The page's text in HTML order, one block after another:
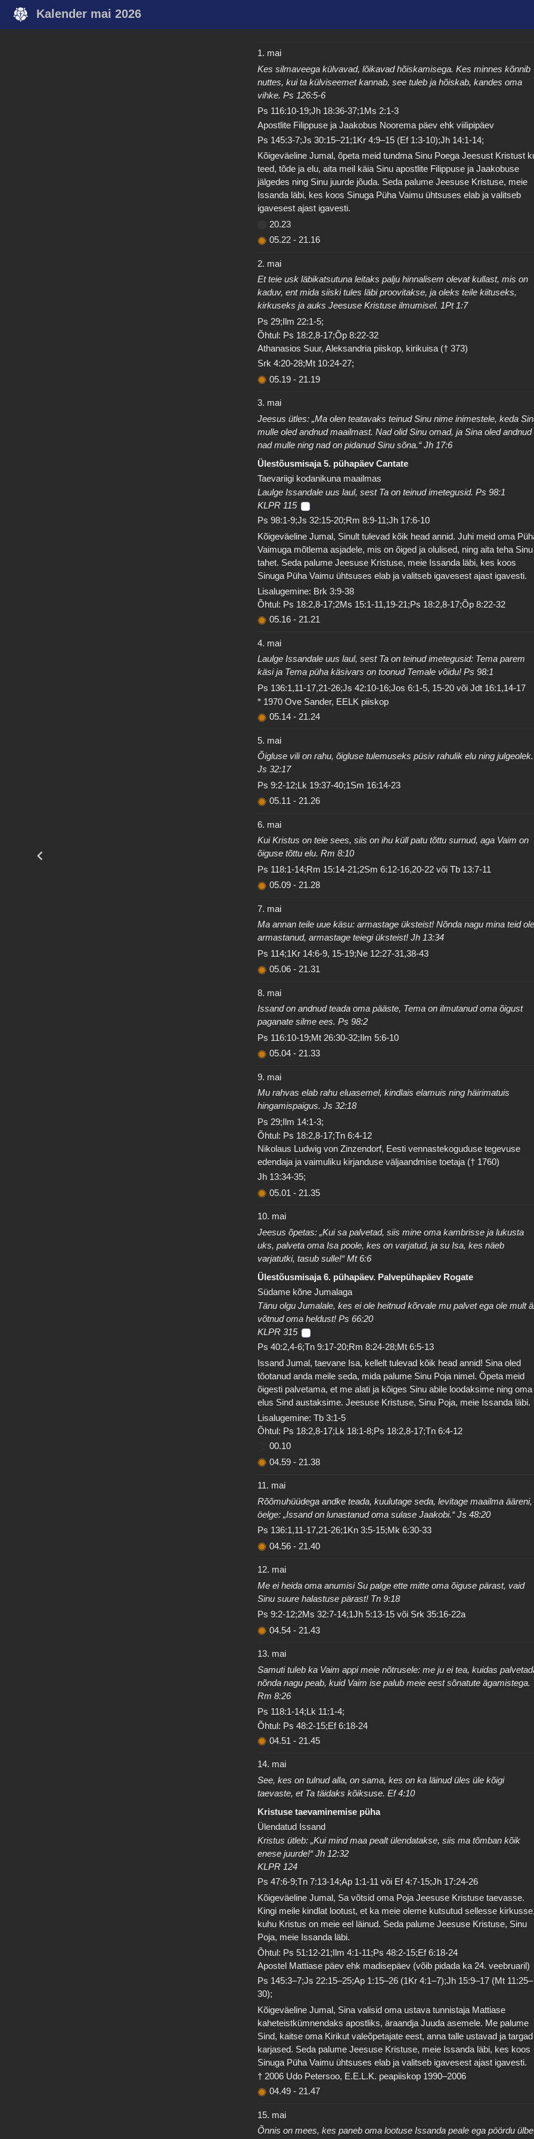
Kalender mai 2026
1. mai
Kes silmaveega külvavad, lõikavad hõiskamisega. Kes minnes kõnnib
nuttes, kui ta külviseemet kannab, see tuleb ja hõiskab, kandes oma
vihke. Ps 126:5-6
Ps 116:10-19;Jh 18:36-37;1Ms 2:1-3
Apostlite Filippuse ja Jaakobus Noorema päev ehk viilipipäev
Ps 145:3-7;Js 30:15–21;1Kr 4:9–15 (Ef 1:3-10);Jh 14:1-14;
Kõigeväeline Jumal, õpeta meid tundma Sinu Poega Jeesust Kristust
teed, tõde ja elu, aita meil käia Sinu apostlite Filippuse ja Jaakobuse
jälgedes ning Sinu juurde jõuda. Seda palume Jeesuse Kristuse, meie
Issanda läbi, kes koos Sinuga Püha Vaimu ühtsuses elab ja valitseb
igavesest ajast igavesti.
20.23
05.22 - 21.16
2. mai
Et teie usk läbikatsutuna leitaks palju hinnalisem olevat kullast, mis on
kaduv, ent mida siiski tules läbi proovitakse, ja oleks teile kiituseks,
kirkuseks ja auks Jeesuse Kristuse ilmumisel. 1Pt 1:7
Ps 29;Ilm 22:1-5;
Õhtul: Ps 18:2,8-17;Õp 8:22-32
Athanasios Suur, Aleksandria piiskop, kirikuisa († 373)
Srk 4:20-28;Mt 10:24-27;
05.19 - 21.19
3. mai
Jeesus ütles: „Ma olen teatavaks teinud Sinu nime inimestele, keda
mulle oled andnud maailmast. Nad olid Sinu omad, ja Sina oled andnud
nad mulle ning nad on pidanud Sinu sõna.“ Jh 17:6
Ülestõusmisaja 5. pühapäev Cantate
Taevariigi kodanikuna maailmas
Laulge Issandale uus laul, sest Ta on teinud imetegusid. Ps 98:1
KLPR 115
Ps 98:1-9;Js 32:15-20;Rm 8:9-11;Jh 17:6-10
Kõigeväeline Jumal, Sinult tulevad kõik head annid. Juhi meid oma
Vaimuga mõtlema asjadele, mis on õiged ja olulised, ning aita teha Sinu
tahet. Seda palume Jeesuse Kristuse, meie Issanda läbi, kes koos
Sinuga Püha Vaimu ühtsuses elab ja valitseb igavesest ajast igavesti.
Lisalugemine: Brk 3:9-38
Õhtul: Ps 18:2,8-17;2Ms 15:1-11,19-21;Ps 18:2,8-17;Õp 8:22-32
05.16 - 21.21
4. mai
Laulge Issandale uus laul, sest Ta on teinud imetegusid: Tema parem
käsi ja Tema püha käsivars on toonud Temale võidu! Ps 98:1
Ps 136:1,11-17,21-26;Js 42:10-16;Jos 6:1-5, 15-20 või Jdt 16:1,14-17
* 1970 Ove Sander, EELK piiskop
05.14 - 21.24
5. mai
Õigluse vili on rahu, õigluse tulemuseks püsiv rahulik elu ning julgeolek.
Js 32:17
Ps 9:2-12;Lk 19:37-40;1Sm 16:14-23
05.11 - 21.26
6. mai
Kui Kristus on teie sees, siis on ihu küll patu tõttu surnud, aga Vaim on
õiguse tõttu elu. Rm 8:10
Ps 118:1-14;Rm 15:14-21;2Sm 6:12-16,20-22 või Tb 13:7-11
05.09 - 21.28
7. mai
Ma annan teile uue käsu: armastage üksteist! Nõnda nagu mina teid
armastanud, armastage teiegi üksteist! Jh 13:34
Ps 114;1Kr 14:6-9, 15-19;Ne 12:27-31,38-43
05.06 - 21.31
8. mai
Issand on andnud teada oma pääste, Tema on ilmutanud oma õigust
paganate silme ees. Ps 98:2
Ps 116:10-19;Mt 26:30-32;Ilm 5:6-10
05.04 - 21.33
9. mai
Mu rahvas elab rahu eluasemel, kindlais elamuis ning häirimatuis
hingamispaigus. Js 32:18
Ps 29;Ilm 14:1-3;
Õhtul: Ps 18:2,8-17;Tn 6:4-12
Nikolaus Ludwig von Zinzendorf, Eesti vennastekoguduse tegevuse
edendaja ja vaimuliku kirjanduse väljaandmise toetaja († 1760)
Jh 13:34-35;
05.01 - 21.35
10. mai
Jeesus õpetas: „Kui sa palvetad, siis mine oma kambrisse ja lukusta
uks, palveta oma Isa poole, kes on varjatud, ja su Isa, kes näeb
varjatutki, tasub sulle!“ Mt 6:6
Ülestõusmisaja 6. pühapäev. Palvepühapäev Rogate
Südame kõne Jumalaga
Tänu olgu Jumalale, kes ei ole heitnud kõrvale mu palvet ega ole mult
võtnud oma heldust! Ps 66:20
KLPR 315
Ps 40:2,4-6;Tn 9:17-20;Rm 8:24-28;Mt 6:5-13
Issand Jumal, taevane Isa, kellelt tulevad kõik head annid! Sina oled
tõotanud anda meile seda, mida palume Sinu Poja nimel. Õpeta meid
õigesti palvetama, et me alati ja kõiges Sinu abile loodaksime ning oma
elus Sind austaksime. Jeesuse Kristuse, Sinu Poja, meie Issanda läbi.
Lisalugemine: Tb 3:1-5
Õhtul: Ps 18:2,8-17;Lk 18:1-8;Ps 18:2,8-17;Tn 6:4-12
00.10
04.59 - 21.38
11. mai
Rõõmuhüüdega andke teada, kuulutage seda, levitage maailma ääreni,
öelge: „Issand on lunastanud oma sulase Jaakobi.“ Js 48:20
Ps 136:1,11-17,21-26;1Kn 3:5-15;Mk 6:30-33
04.56 - 21.40
12. mai
Me ei heida oma anumisi Su palge ette mitte oma õiguse pärast, vaid
Sinu suure halastuse pärast! Tn 9:18
Ps 9:2-12;2Ms 32:7-14;1Jh 5:13-15 või Srk 35:16-22a
04.54 - 21.43
13. mai
Samuti tuleb ka Vaim appi meie nõtrusele: me ju ei tea, kuidas
nõnda nagu peab, kuid Vaim ise palub meie eest sõnatute ägamistega.
Rm 8:26
Ps 118:1-14;Lk 11:1-4;
Õhtul: Ps 48:2-15;Ef 6:18-24
04.51 - 21.45
14. mai
See, kes on tulnud alla, on sama, kes on ka läinud üles üle kõigi
taevaste, et Ta täidaks kõiksuse. Ef 4:10
Kristuse taevaminemise püha
Ülendatud Issand
Kristus ütleb: „Kui mind maa pealt ülendatakse, siis ma tõmban kõik
enese juurde!“ Jh 12:32
KLPR 124
Ps 47:6-9;Tn 7:13-14;Ap 1:1-11 või Ef 4:7-15;Jh 17:24-26
Kõigeväeline Jumal, Sa võtsid oma Poja Jeesuse Kristuse taevasse.
Kingi meile kindlat lootust, et ka meie oleme kutsutud sellesse
kuhu Kristus on meie eel läinud. Seda palume Jeesuse Kristuse, Sinu
Poja, meie Issanda läbi.
Õhtul: Ps 51:12-21;Ilm 4:1-11;Ps 48:2-15;Ef 6:18-24
Apostel Mattiase päev ehk madisepäev (võib pidada ka 24. veebruaril)
Ps 145:3–7;Js 22:15–25;Ap 1:15–26 (1Kr 4:1–7);Jh 15:9–17 (Mt 11:25–
30);
Kõigeväeline Jumal, Sina valisid oma ustava tunnistaja Mattiase
kaheteistkümnendaks apostliks, äraandja Juuda asemele. Me palume
Sind, kaitse oma Kirikut valeõpetajate eest, anna talle ustavad ja targad
karjased. Seda palume Jeesuse Kristuse, meie Issanda läbi, kes koos
Sinuga Püha Vaimu ühtsuses elab ja valitseb igavesest ajast igavesti.
† 2006 Udo Petersoo, E.E.L.K. peapiiskop 1990–2006
04.49 - 21.47
15. mai
Õnnis on mees, kes paneb oma lootuse Issanda peale ega pöördu